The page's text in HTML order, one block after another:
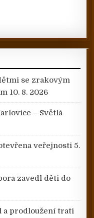
se zrakovým
10. 8. 2026
– Světlá
veřejnosti 5.
zavedl děti do
a prodloužení trati